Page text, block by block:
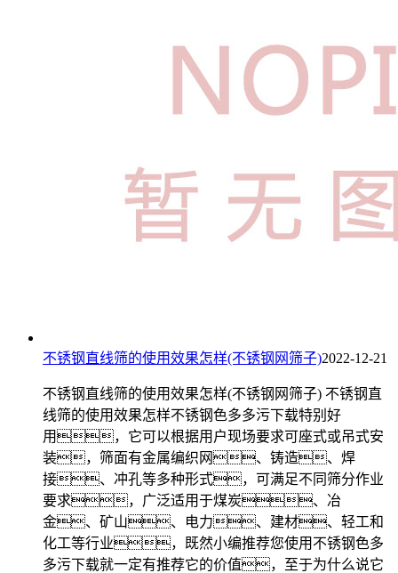
不锈钢直线筛的使用效果怎样(不锈钢网筛子)2022-12-21
不锈钢直线筛的使用效果怎样(不锈钢网筛子) 不锈钢直
线筛的使用效果怎样不锈钢色多多污下载特别好
用，它可以根据用户现场要求可座式或吊式安
装，筛面有金属编织网、铸造、焊
接、冲孔等多种形式，可满足不同筛分作业
要求，广泛适用于煤炭、冶
金、矿山、电力、建材、轻工和
化工等行业，既然小编推荐您使用不锈钢色多
多污下载就一定有推荐它的价值，至于为什么说它